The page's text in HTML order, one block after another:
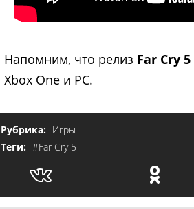
Напомним, что релиз Far Cry 5
Xbox One и PC.
Рубрика: Игры
Теги: #Far Cry 5